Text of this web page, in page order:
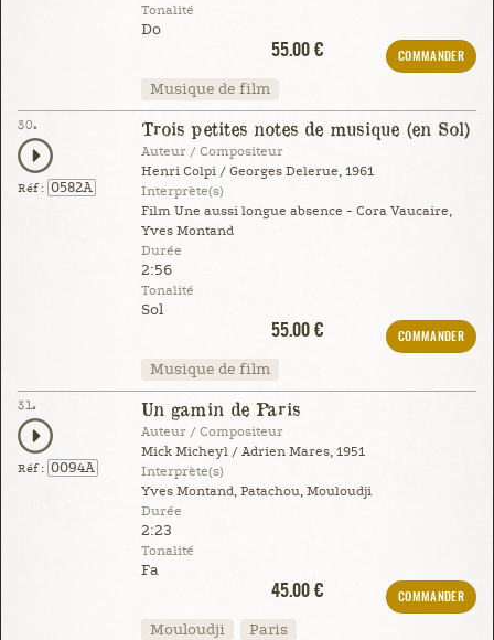
Tonalité
Do
55.00 €
COMMANDER
Musique de film
30.
Réf : 0582A
Trois petites notes de musique (en Sol)
Auteur / Compositeur
Henri Colpi / Georges Delerue, 1961
Interprète(s)
Film Une aussi longue absence - Cora Vaucaire,
Yves Montand
Durée
2:56
Tonalité
Sol
55.00 €
COMMANDER
Musique de film
31.
Réf : 0094A
Un gamin de Paris
Auteur / Compositeur
Mick Micheyl / Adrien Mares, 1951
Interprète(s)
Yves Montand, Patachou, Mouloudji
Durée
2:23
Tonalité
Fa
45.00 €
COMMANDER
Mouloudji
Paris